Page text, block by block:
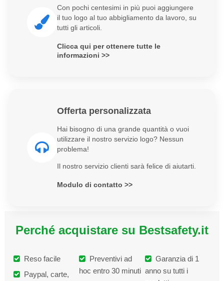
Con pochi centesimi in più puoi aggiungere
il tuo logo al tuo abbigliamento da lavoro, su
tutti gli articoli.
Clicca qui per ottenere tutte le
informazioni >>
Offerta personalizzata
Hai bisogno di una grande quantità o vuoi
utilizzare il nostro servizio logo? Nessun
problema!
Il nostro servizio clienti sarà felice di aiutarti.
Modulo di contatto >>
Perché acquistare su Bestsafety.it
Reso facile
Paypal, carte,
Preventivi ad
hoc entro 30 minuti
Garanzia di 1
anno su tutti i